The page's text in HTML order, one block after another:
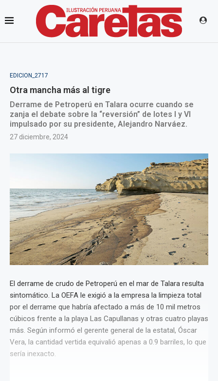
EDICION_2717
Otra mancha más al tigre
Derrame de Petroperú en Talara ocurre cuando se
zanja el debate sobre la “reversión” de lotes I y VI
impulsado por su presidente, Alejandro Narváez.
27 diciembre, 2024
El derrame de crudo de Petroperú en el mar de Talara resulta
sintomático. La OEFA le exigió a la empresa la limpieza total
por el derrame que habría afectado a más de 10 mil metros
cúbicos frente a la playa Las Capullanas y otras cuatro playas
más. Según informó el gerente general de la estatal, Óscar
Vera, la cantidad vertida equivalió apenas a 0.9 barriles, lo que
sería inexacto.